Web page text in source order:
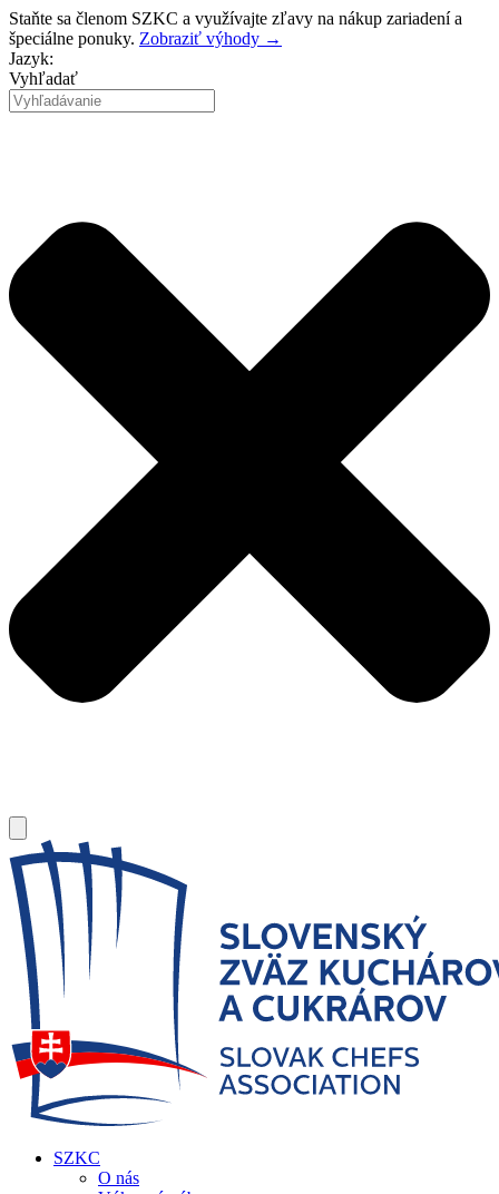
Preskočiť
na
obsah
Staňte sa členom SZKC a využívajte zľavy na nákup zariadení a
špeciálne ponuky. Zobraziť výhody →
Jazyk:
Vyhľadať
SZKC
O nás